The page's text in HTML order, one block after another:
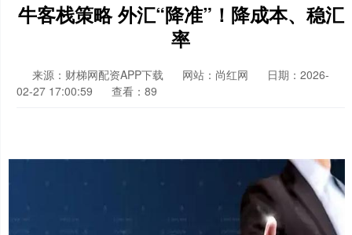
牛客栈策略 外汇“降准”！降成本、稳汇
率
来源：财梯网配资APP下载 网站：尚红网
日期：2026-
02-27 17:00:59
查看：89